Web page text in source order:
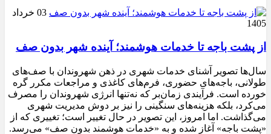
03 خرداد
1405
از پشت باجه تا خدمات هوشمند؛ آینده شهر بدون صف
سال‌ها تصویر آشنای خدمات شهری در ذهن شهروندان با صف‌های
طولانی، باجه‌های حضوری، فرم‌های کاغذی و مراجعات مکرر گره
خورده است. فرآیندی زمان‌بر که نه‌تنها انرژی شهروندان را مصرف
می‌کرد، بلکه هزینه‌های سنگینی را نیز بر دوش مدیریت شهری
می‌گذاشت. اما امروز، این تصویر در حال تغییر است؛ تغییری که از
«پشت باجه» آغاز شده و به «خدمات هوشمند بدون صف» می‌رسد.